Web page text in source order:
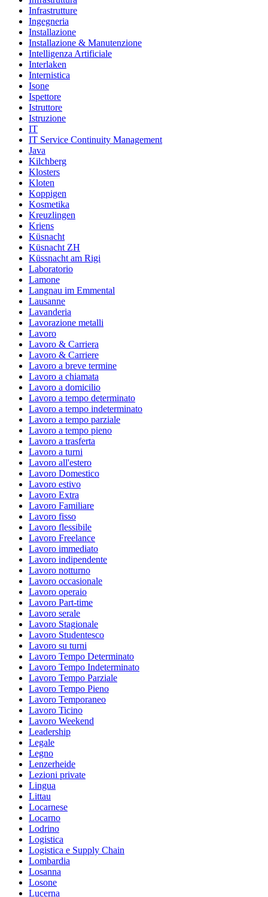
Infrastrutture
Ingegneria
Installazione
Installazione & Manutenzione
Intelligenza Artificiale
Interlaken
Internistica
Isone
Ispettore
Istruttore
Istruzione
IT
IT Service Continuity Management
Java
Kilchberg
Klosters
Kloten
Koppigen
Kosmetika
Kreuzlingen
Kriens
Küsnacht
Küsnacht ZH
Küssnacht am Rigi
Laboratorio
Lamone
Langnau im Emmental
Lausanne
Lavanderia
Lavorazione metalli
Lavoro
Lavoro & Carriera
Lavoro & Carriere
Lavoro a breve termine
Lavoro a chiamata
Lavoro a domicilio
Lavoro a tempo determinato
Lavoro a tempo indeterminato
Lavoro a tempo parziale
Lavoro a tempo pieno
Lavoro a trasferta
Lavoro a turni
Lavoro all'estero
Lavoro Domestico
Lavoro estivo
Lavoro Extra
Lavoro Familiare
Lavoro fisso
Lavoro flessibile
Lavoro Freelance
Lavoro immediato
Lavoro indipendente
Lavoro notturno
Lavoro occasionale
Lavoro operaio
Lavoro Part-time
Lavoro serale
Lavoro Stagionale
Lavoro Studentesco
Lavoro su turni
Lavoro Tempo Determinato
Lavoro Tempo Indeterminato
Lavoro Tempo Parziale
Lavoro Tempo Pieno
Lavoro Temporaneo
Lavoro Ticino
Lavoro Weekend
Leadership
Legale
Legno
Lenzerheide
Lezioni private
Lingua
Littau
Locarnese
Locarno
Lodrino
Logistica
Logistica e Supply Chain
Lombardia
Losanna
Losone
Lucerna